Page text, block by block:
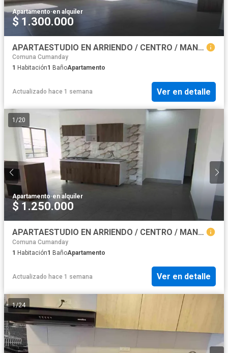
Apartamento·en alquiler
$ 1.300.000
APARTAESTUDIO EN ARRIENDO / CENTRO / MANIZALES
Comuna Cumanday
1 Habitación1 BañoApartamento
Actualizado hace 1 semana Ver en detalle
1 /20
Apartamento·en alquiler
$ 1.250.000
APARTAESTUDIO EN ARRIENDO / CENTRO / MANIZALES
Comuna Cumanday
1 Habitación1 BañoApartamento
Actualizado hace 1 semana Ver en detalle
1/24